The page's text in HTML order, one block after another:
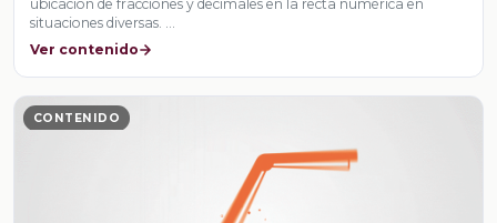
ubicación de fracciones y decimales en la recta numérica en
situaciones diversas. …
Ver contenido
CONTENIDO